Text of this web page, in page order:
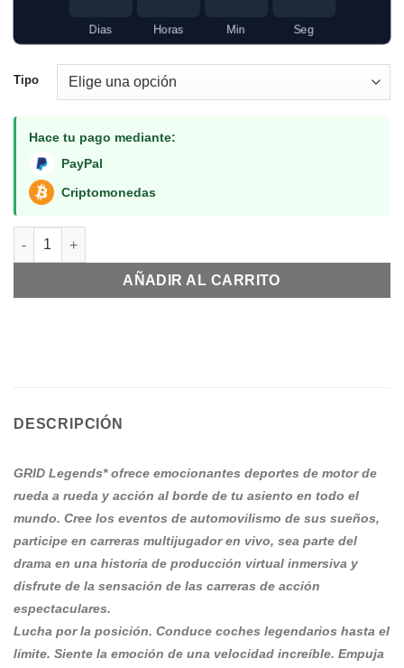
Dias Horas Min Seg
Tipo
Hace tu pago mediante:
PayPal
Criptomonedas
GRID Legends PS4 cantidad
AÑADIR AL CARRITO
DESCRIPCIÓN
GRID Legends* ofrece emocionantes deportes de motor de
rueda a rueda y acción al borde de tu asiento en todo el
mundo. Cree los eventos de automovilismo de sus sueños,
participe en carreras multijugador en vivo, sea parte del
drama en una historia de producción virtual inmersiva y
disfrute de la sensación de las carreras de acción
espectaculares.
Lucha por la posición. Conduce coches legendarios hasta el
límite. Siente la emoción de una velocidad increíble. Empuja